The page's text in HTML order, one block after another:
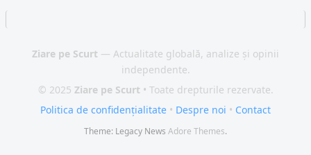
Ziare pe Scurt — Actualitate globală, analize și opinii
independente.
© 2025 Ziare pe Scurt • Toate drepturile rezervate.
Politica de confidențialitate • Despre noi • Contact
Theme: Legacy News Adore Themes.